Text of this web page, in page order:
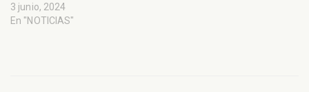
3 junio, 2024
En "NOTICIAS"